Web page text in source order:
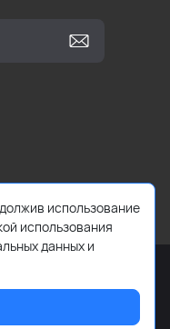
1, оф. 201 (1 этаж)
наReadyScript
использование
использования
данных и